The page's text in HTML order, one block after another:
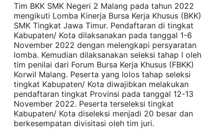
Tim BKK SMK Negeri 2 Malang pada tahun 2022
mengikuti Lomba Kinerja Bursa Kerja Khusus (BKK)
SMK Tingkat Jawa Timur. Pendaftaran di tingkat
Kabupaten/ Kota dilaksanakan pada tanggal 1-6
November 2022 dengan melengkapi persyaratan
lomba. Kemudian dilaksanakan seleksi tahap I oleh
tim penilai dari Forum Bursa Kerja Khusus (FBKK)
Korwil Malang. Peserta yang lolos tahap seleksi
tingkat Kabupaten/ Kota diwajibkan melakukan
pendaftaran tingkat Provinsi pada tanggal 12-13
November 2022. Peserta terseleksi tingkat
Kabupaten/ Kota diseleksi menjadi 20 besar dan
berkesempatan divisitasi oleh tim juri.